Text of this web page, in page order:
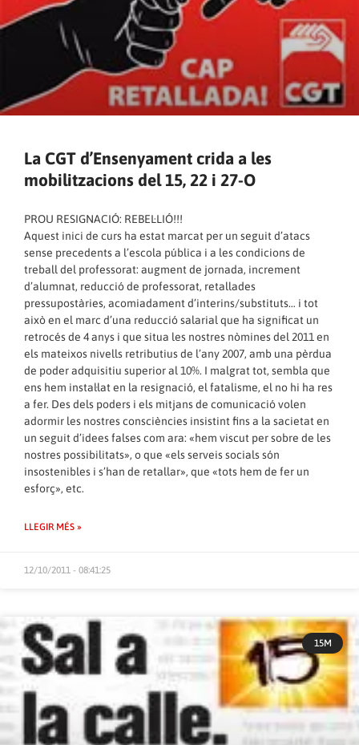
La CGT d’Ensenyament crida a les
mobilitzacions del 15, 22 i 27-O
PROU RESIGNACIÓ: REBEL·LIÓ!!!
Aquest inici de curs ha estat marcat per un seguit d’atacs
sense precedents a l’escola pública i a les condicions de
treball del professorat: augment de jornada, increment
d’alumnat, reducció de professorat, retallades
pressupostàries, acomiadament d’interins/substituts… i tot
això en el marc d’una reducció salarial que ha significat un
retrocés de 4 anys i que situa les nostres nòmines del 2011 en
els mateixos nivells retributius de l’any 2007, amb una pèrdua
de poder adquisitiu superior al 10%. I malgrat tot, sembla que
ens hem instal·lat en la resignació, el fatalisme, el no hi ha res
a fer. Des dels poders i els mitjans de comunicació volen
adormir les nostres consciències insistint fins a la sacietat en
un seguit d’idees falses com ara: «hem viscut per sobre de les
nostres possibilitats», o que «els serveis socials són
insostenibles i s’han de retallar», que «tots hem de fer un
esforç», etc.
LLEGIR MÉS »
12/10/2011 - 08:41:25
15M